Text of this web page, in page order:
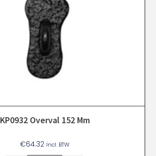
KP0932 Overval 152 Mm
€64.32 Incl. BTW